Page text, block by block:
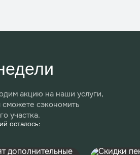
акцию на наши услуги,
сэкономить
участка.
осталось: